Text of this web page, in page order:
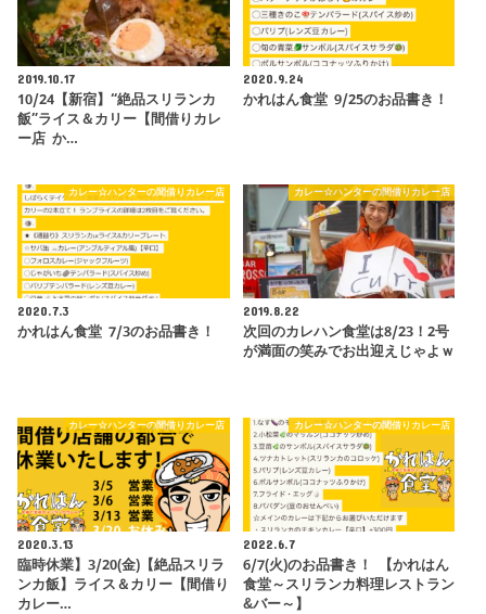
2019.10.17
10/24【新宿】“絶品スリランカ
飯”ライス＆カリー【間借りカレ
ー店 か…
2020.9.24
かれはん食堂 9/25のお品書き！
カレー☆ハンターの間借りカレー店
2020.7.3
かれはん食堂 7/3のお品書き！
カレー☆ハンターの間借りカレー店
2019.8.22
次回のカレハン食堂は8/23！2号
が満面の笑みでお出迎えじゃよｗ
カレー☆ハンターの間借りカレー店
2020.3.13
臨時休業】3/20(金)【絶品スリラ
ンカ飯】ライス＆カリー【間借り
カレー…
カレー☆ハンターの間借りカレー店
2022.6.7
6/7(火)のお品書き！ 【かれはん
食堂～スリランカ料理レストラン
&バー～】